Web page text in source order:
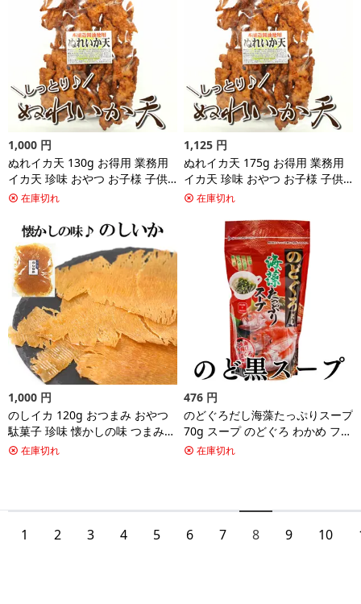
1,000 円
ぬれイカ天 130g お得用 業務用
イカ天 珍味 おやつ お子様 子供
おつまみ つまみ 晩酌 家飲み 宅
酎 保存食 非常食 食品 グルメ お
父さん プレゼント 買い回り ポイ
ント消化 1000円ポッキリ 送料無
料
在庫切れ
1,125 円
ぬれイカ天 175g お得用 業務用
イカ天 珍味 おやつ お子様 子供
おつまみ つまみ 晩酌 家飲み 宅
酎 保存食 非常食 食品 グルメ お
父さん プレゼント 買い回り 送料
在庫切れ
1,000 円
のしイカ 120g おつまみ おやつ
駄菓子 珍味 懐かしの味 つまみ
晩酌 家飲み 宅飲み ビール 焼酎
円ポッキリ 送料無料
在庫切れ
476 円
のどぐろだし海藻たっぷりスープ
70g スープ のどぐろ わかめ フリ
ーズドライ 乾燥 インスタント 即
まで送料250円 ゆうパケット ギ
フト
在庫切れ
1 2 3 4 5 6 7 8 9 10